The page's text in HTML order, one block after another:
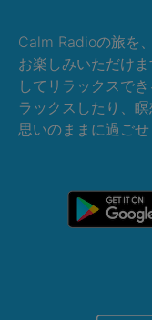
Calm Radioの旅を
お楽しみいただけ
してリラックスで
ラックスしたり、
思いのままに過ごせ